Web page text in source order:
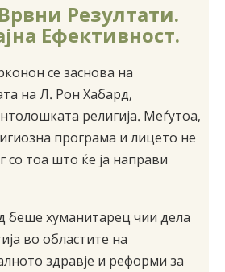
Резултати.
Ефективност.
се заснова на
на Л. Рон Хабард,
религија. Меѓутоа,
програма и лицето не
со тоа што ќе ја направи
беше хуманитарец чии дела
во областите на
здравје и реформи за